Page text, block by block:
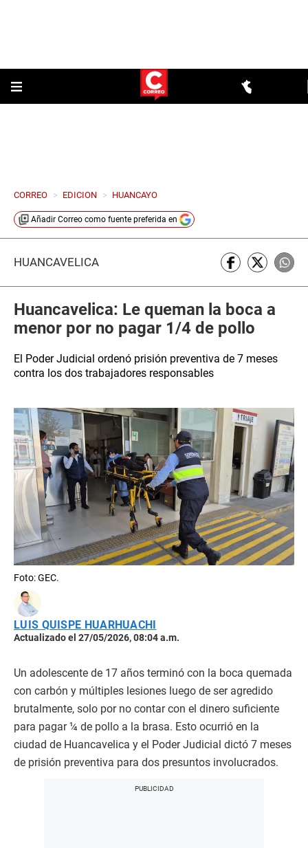
CORREO > EDICION > HUANCAYO
Añadir Correo como fuente preferida en
HUANCAVELICA
Huancavelica: Le queman la boca a
menor por no pagar 1/4 de pollo
El Poder Judicial ordenó prisión preventiva de 7 meses
contra los dos trabajadores responsables
Foto: GEC.
LUIS QUISPE HUARHUACHI
Actualizado el 27/05/2026, 08:04 a.m.
Un adolescente de 17 años terminó con la boca quemada
con carbón y múltiples lesiones luego de ser agredido
brutalmente, solo por no contar con el dinero suficiente
para pagar ¼ de pollo a la brasa. Esto ocurrió en la
ciudad de Huancavelica y el Poder Judicial dictó 7 meses
de prisión preventiva para dos presuntos involucrados.